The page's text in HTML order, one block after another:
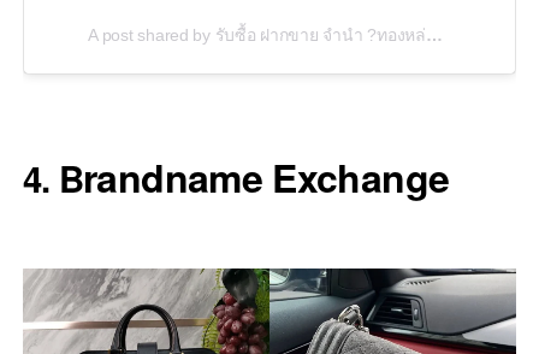
A post shared by รับซื้อ ฝากขาย จำนำ ?ทองหล่อ15 (@brandname_society)
4. Brandname Exchange